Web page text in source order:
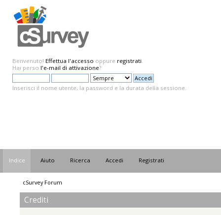
Benvenuto! Effettua l'accesso oppure registrati.
Hai perso l'e-mail di attivazione?
Inserisci il nome utente, la password e la durata della sessione.
Indice Aiuto Ricerca Accedi Registrati
cSurvey Forum
Crediti